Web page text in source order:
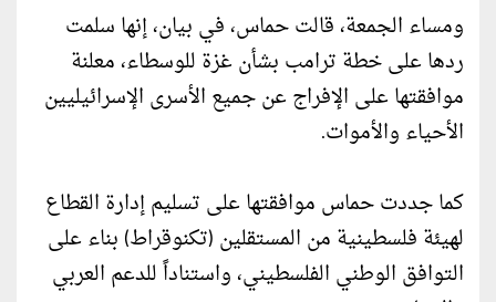
ومساء الجمعة، قالت حماس، في بيان، إنها سلمت
ردها على خطة ترامب بشأن غزة للوسطاء، معلنة
موافقتها على الإفراج عن جميع الأسرى الإسرائيليين
الأحياء والأموات.
كما جددت حماس موافقتها على تسليم إدارة القطاع
لهيئة فلسطينية من المستقلين (تكنوقراط) بناء على
التوافق الوطني الفلسطيني، واستناداً للدعم العربي